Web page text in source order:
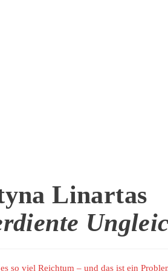
Linartas
so viel Reichtum – und das ist ein